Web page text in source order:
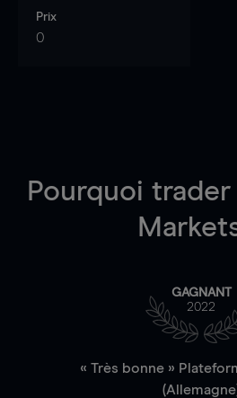
Prix
0
Pourquoi trader
GAGNANT
2022
« Très bonne »